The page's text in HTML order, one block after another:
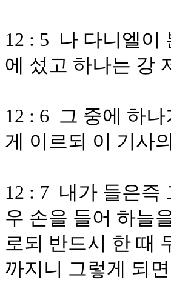
12 : 5 나 다니엘이
에 섰고 하나는 강
12 : 6 그 중에 하
게 이르되 이 기사
12 : 7 내가 들은즉
우 손을 들어 하늘
로되 반드시 한 때
까지니 그렇게 되